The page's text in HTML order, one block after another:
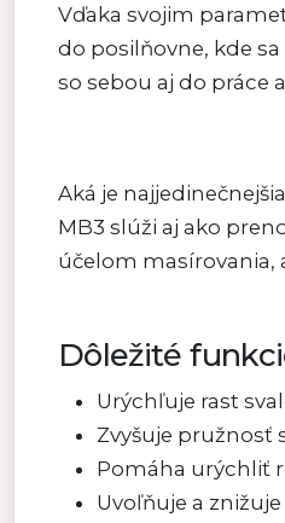
Vďaka svojim
do posilňovne, kde
so sebou aj do práce
Aká je
MB3 slúži aj ako
účelom masírovania,
Dôležité
Urýchľuje rast
Zvyšuje pružnosť
Pomáha urýchliť
Uvoľňuje a